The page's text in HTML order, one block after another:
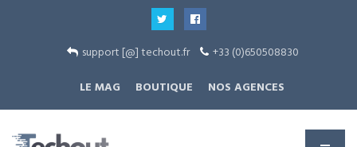
support [@] techout.fr
+33 (0)650508830
LE MAG
BOUTIQUE NOS AGENCES